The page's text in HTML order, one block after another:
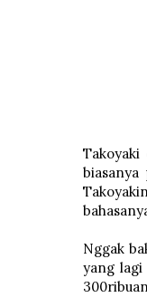
Takoyaki
Nggak
yang lagi